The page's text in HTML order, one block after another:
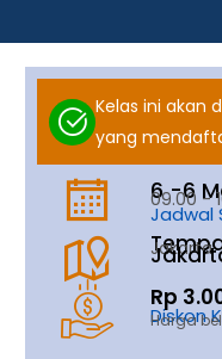
Kelas ini akan
yang
6 -6
09.00 -
Jadwal
Jakarta
Rp
Diskon
Harga